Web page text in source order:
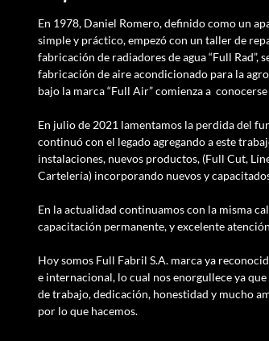
En 1978, Daniel Romero, definido como un
simple y práctico, empezó con un taller de
fabricación de radiadores de agua “Full Rad”,
fabricación de aire acondicionado para la
bajo la marca “Full Air” comienza a
En julio de 2021 lamentamos la perdida del
continuó con el legado agregando a este
instalaciones, nuevos productos, (Full Cut,
Cartelería) incorporando nuevos y
En la actualidad continuamos con la misma
capacitación permanente, y excelente
Hoy somos Full Fabril S.A. marca ya
e internacional, lo cual nos enorgullece ya
de trabajo, dedicación, honestidad y mucho
por lo que hacemos.